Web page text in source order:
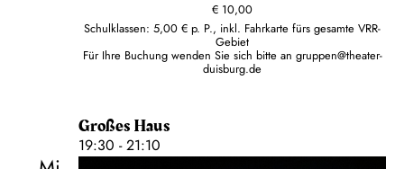
€ 10,00
Schulklassen: 5,00 € p. P., inkl. Fahrkarte fürs gesamte VRR-
Gebiet
Für Ihre Buchung wenden Sie sich bitte an gruppen@theater-
duisburg.de
Großes Haus
19:30 - 21:10